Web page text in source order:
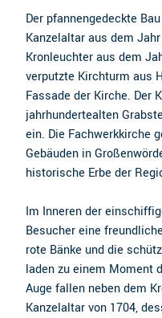
Der pfannengedeckte
Kanzelaltar aus dem
Kronleuchter aus dem
verputzte Kirchturm aus
Fassade der Kirche. Der
jahrhundertealten
ein. Die Fachwerkkirche
Gebäuden in
historische Erbe der
Im Inneren der
Besucher eine
rote Bänke und die
laden zu einem Moment
Auge fallen neben dem
Kanzelaltar von 1704,